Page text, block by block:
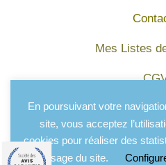
Mes Listes
Mentions
Protection des
En poursuivant votre
site, vous acceptez
cookies pour réaliser des
l'usage du site.